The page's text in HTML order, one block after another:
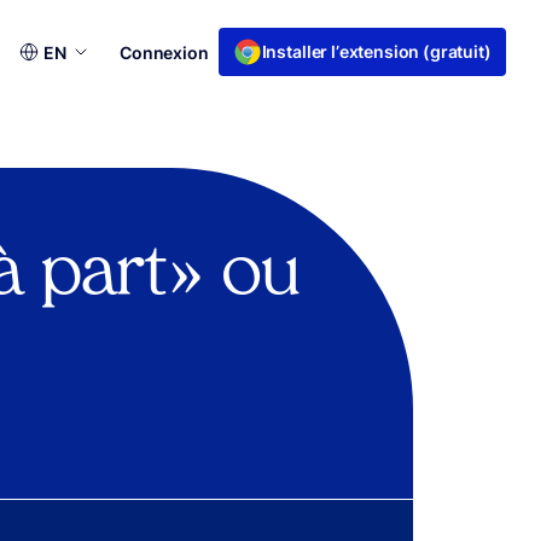
Choisir
EN Connexion Installer l’extension (gratuit)
part » ou